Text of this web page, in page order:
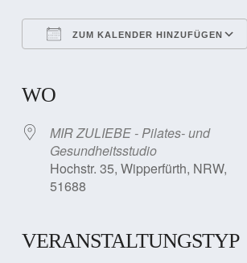
ZUM KALENDER HINZUFÜGEN
WO
MIR ZULIEBE - Pilates- und
Gesundheitsstudio
Hochstr. 35, Wipperfürth, NRW,
51688
VERANSTALTUNGSTYP